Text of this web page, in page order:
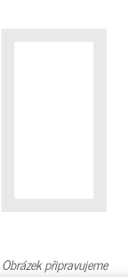
Obrázek připravujeme